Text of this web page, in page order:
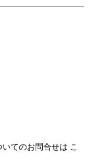
てのお問合せは こ